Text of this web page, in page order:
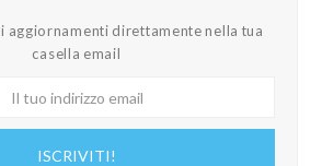
aggiornamenti direttamente nella tua
casella email
ISCRIVITI!